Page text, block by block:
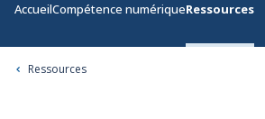
AccueilCompétence numériqueRessources
Ressources